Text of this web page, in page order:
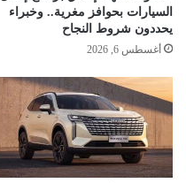
السيارات بحوافز مغرية.. وخبراء
يحددون شروط النجاح
أغسطس 6, 2026